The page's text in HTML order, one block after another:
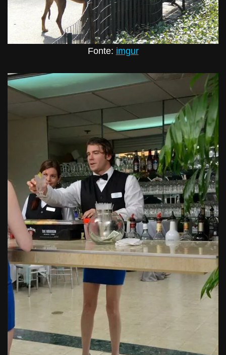
Fonte: imgur